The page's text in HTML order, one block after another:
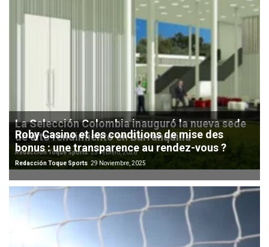
La Selección Colombia inauguró la nueva sede
de alto rendimiento en Barranquilla
Redacción Toque Sports 25 Febrero, 2026
Roby Casino et les conditions de mise des
bonus : une transparence au rendez-vous ?
Redacción Toque Sports 29 Noviembre, 2025